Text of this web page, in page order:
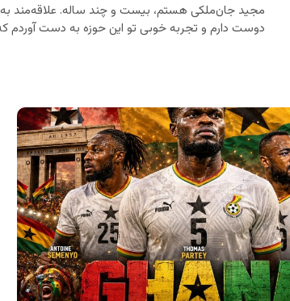
مجید جان‌ملکی هستم، بیست و چند ساله. علاقه‌مند
دوست دارم و تجربه خوبی تو این حوزه به دست آوردم